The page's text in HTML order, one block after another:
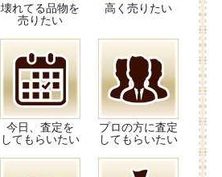
壊れてる品物を
売りたい
高く売りたい
今日、査定を
してもらいたい
プロの方に査定
してもらいたい